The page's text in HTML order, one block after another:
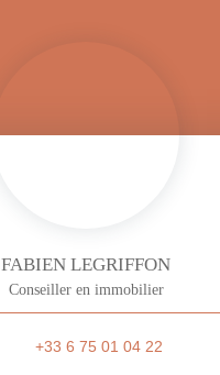
FABIEN LEGRIFFON
Conseiller en immobilier
+33 6 75 01 04 22